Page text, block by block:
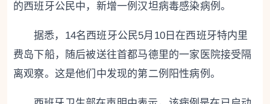
的西班牙公民中，新增一例汉坦病毒感染病例。
据悉，14名西班牙公民5月10日在西班牙特内里
费岛下船，随后被送往首都马德里的一家医院接受隔
离观察。这是他们中发现的第二例阳性病例。